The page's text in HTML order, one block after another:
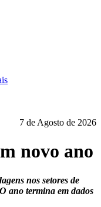
7 de Agosto de 2026
novo ano
nos setores de
ano termina em dados